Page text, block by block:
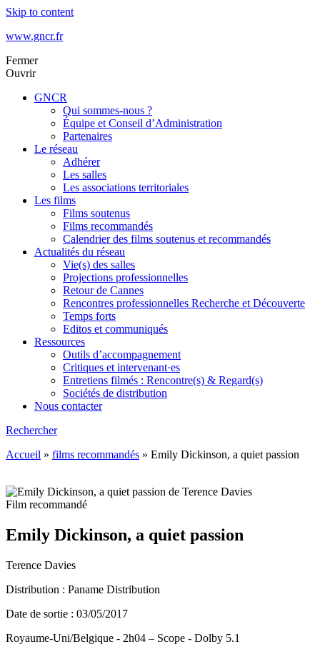
Skip to content
www.gncr.fr
Fermer
Ouvrir
GNCR
Qui sommes-nous ?
Équipe et Conseil d’Administration
Partenaires
Le réseau
Adhérer
Les salles
Les associations territoriales
Les films
Films soutenus
Films recommandés
Calendrier des films soutenus et recommandés
Actualités du réseau
Vie(s) des salles
Projections professionnelles
Retour de Cannes
Rencontres professionnelles Recherche et Découverte
Temps forts
Editos et communiqués
Ressources
Outils d’accompagnement
Critiques et intervenant·es
Entretiens filmés : Rencontre(s) & Regard(s)
Sociétés de distribution
Nous contacter
Rechercher
Accueil » films recommandés » Emily Dickinson, a quiet passion
Film recommandé
Emily Dickinson, a quiet passion
Terence Davies
Distribution : Paname Distribution
Date de sortie : 03/05/2017
Royaume-Uni/Belgique - 2h04 – Scope - Dolby 5.1